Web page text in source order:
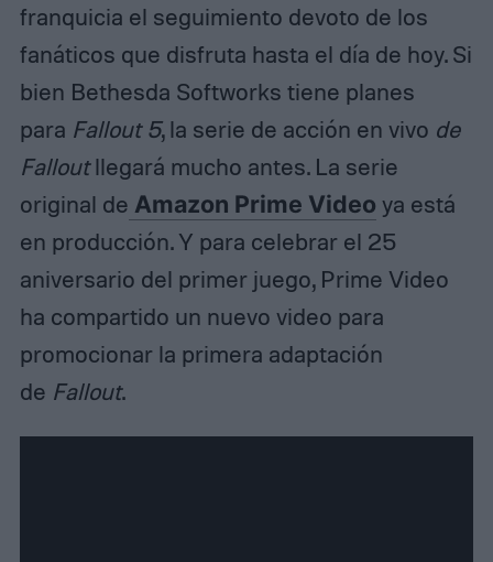
franquicia el seguimiento devoto de los
fanáticos que disfruta hasta el día de hoy. Si
bien Bethesda Softworks tiene planes
para Fallout 5, la serie de acción en vivo de
Falloutllegará mucho antes. La serie
original de Amazon Prime Video ya está
en producción. Y para celebrar el 25
aniversario del primer juego, Prime Video
ha compartido un nuevo video para
promocionar la primera adaptación
de Fallout.